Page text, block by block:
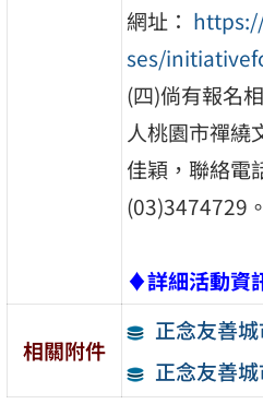
網址：
ses/
(四)倘有報名
人桃園市禪繞
佳穎，聯絡電
(03)3474729。
♦詳細活動資
相關附件
正念友善
正念友善